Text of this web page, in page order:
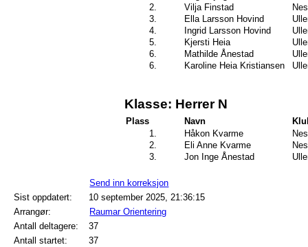
2.
Vilja Finstad
3.
Ella Larsson Hovind
4.
Ingrid Larsson Hovind
5.
Kjersti Heia
6.
Mathilde Ånestad
6.
Karoline Heia Kristiansen
Klasse: Herrer N
Plass Navn
1.
Håkon Kvarme
2.
Eli Anne Kvarme
3.
Jon Inge Ånestad
Send inn korreksjon
Sist oppdatert:
10 september 2025, 21:36:15
Arrangør:
Raumar Orientering
Antall deltagere:
37
Antall startet:
37